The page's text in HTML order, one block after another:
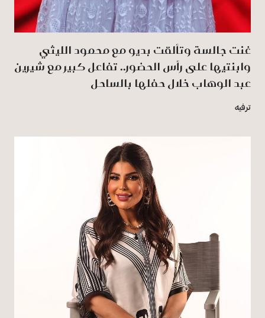
غنت جالسة وتألقت بديو مع محمود الليثي
وابنتيها على رأس الحضور.. تفاعل كبير مع شيرين
عبد الوهاب خلال حفلها بالساحل
ترفيه